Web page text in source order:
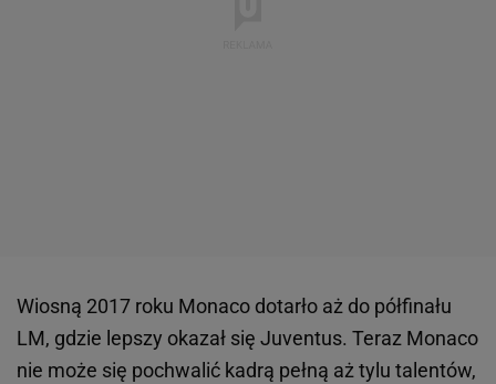
Wiosną 2017 roku Monaco dotarło aż do półfinału
LM, gdzie lepszy okazał się Juventus. Teraz Monaco
nie może się pochwalić kadrą pełną aż tylu talentów,